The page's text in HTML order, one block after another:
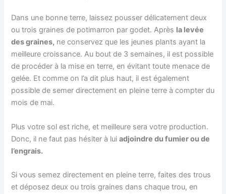
Dans une bonne terre, laissez pousser délicatement deux
ou trois graines de potimarron par godet. Après la levée
des graines, ne conservez que les jeunes plants ayant la
meilleure croissance. Au bout de 3 semaines, il est possible
de procéder à la mise en terre, en évitant toute menace de
gelée. Et comme on l’a dit plus haut, il est également
possible de semer directement en pleine terre à compter du
mois de mai.
Plus votre sol est riche, et meilleure sera votre production.
Donc, il ne faut pas hésiter à luiadjoindre du fumier ou de
l’engrais.
Si vous semez directement en pleine terre, faites des trous
et déposez deux ou trois graines dans chaque trou, en